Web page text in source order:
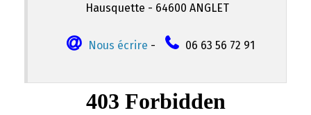
Hausquette - 64600 ANGLET
Nous écrire - 06 63 56 72 91